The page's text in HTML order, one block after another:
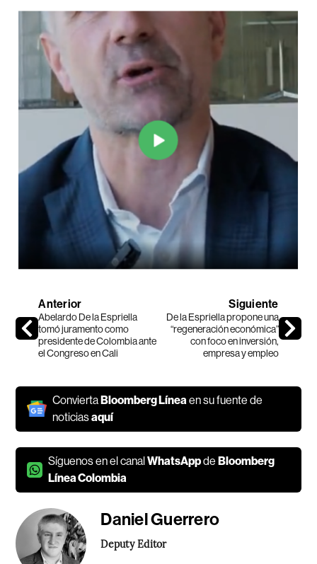
Anterior
Abelardo De la Espriella
tomó juramento como
presidente de Colombia ante
el Congreso en Cali
Siguiente
De la Espriella propone una
“regeneración económica”
con foco en inversión,
empresa y empleo
ConviertaBloomberg Línea en su fuente de
noticiasaquí
Síguenos en el canalWhatsAppdeBloomberg
Línea Colombia
Daniel Guerrero
Deputy Editor